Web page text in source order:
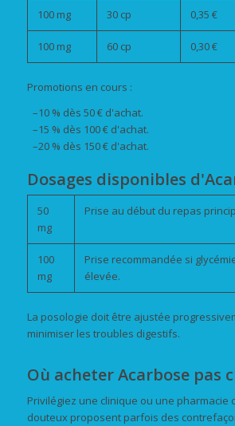
100 mg 30 cp 0,35 €
100 mg 60 cp 0,30 €
Promotions en cours :
–10 % dès 50 € d'achat.
–15 % dès 100 € d'achat.
–20 % dès 150 € d'achat.
Dosages disponibles
50
mg
Prise au début du repas
100
mg
Prise recommandée si
élevée.
La posologie doit être ajustée
minimiser les troubles digestifs.
Où acheter Acarbose pas
Privilégiez une clinique ou une pharmacie
douteux proposent parfois des